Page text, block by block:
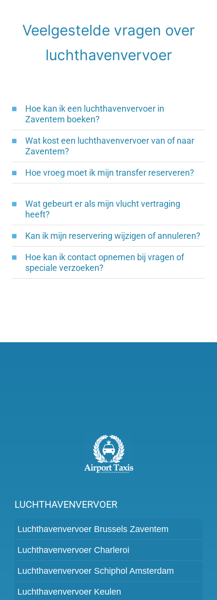
Veelgestelde vragen over
luchthavenvervoer
Hoe kan ik een luchthavenvervoer in
Zaventem boeken?
Wat kost een luchthavenvervoer van of naar
Zaventem?
Hoe vroeg moet ik mijn transfer reserveren?
Wat gebeurt er als mijn vlucht vertraging
heeft?
Kan ik mijn reservering wijzigen of annuleren?
Hoe kan ik contact opnemen bij vragen of
speciale verzoeken?
LUCHTHAVENVERVOER
Luchthavenvervoer Brussels Zaventem
Luchthavenvervoer Charleroi
Luchthavenvervoer Schiphol Amsterdam
Luchthavenvervoer Keulen